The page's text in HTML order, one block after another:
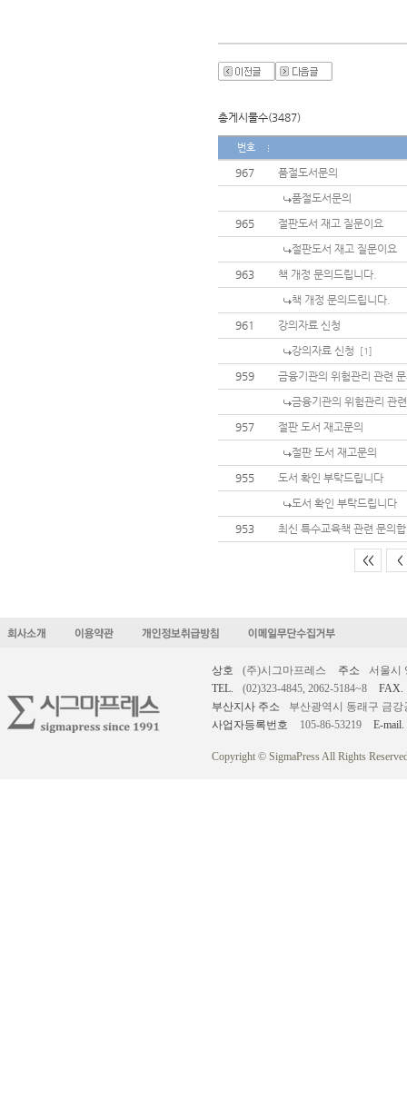
총게시물수(3487)
번호
967
품절도서문의
품절도서문의
965
절판도서 재고 질문이요
절판도서 재고 질문이요
963
책 개정 문의드립니다.
책 개정 문의드립니다.
961
강의자료 신청
강의자료 신청 [1]
959
금융기관의 위험관리 관련
금융기관의 위험관리 관
957
절판 도서 재고문의
절판 도서 재고문의
955
도서 확인 부탁드립니다
도서 확인 부탁드립니다
953
최신 특수교육책 관련 문의
<< <
상호 (주)시그마프레스 주소
서울시
TEL.
(02)323-4845, 2062-5184~8
FAX.
부산지사 주소
부산광역시 동래구 금강
사업자등록번호
105-86-53219 E-mail.
Copyright © SigmaPress All Rights